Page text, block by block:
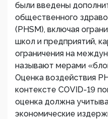
были введены
общественного
(PHSM), включая
школ и предприятий,
ограничения на
называют мерами
Оценка воздействия
контексте COVID-19
оценка должна
экономические